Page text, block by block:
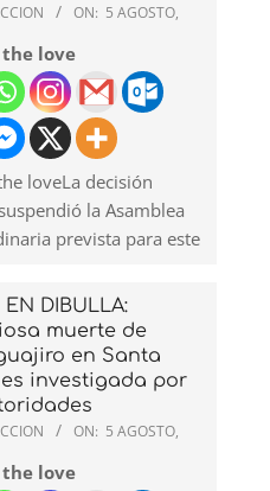
ON: 5 AGOSTO,
the love
loveLa decisión
la Asamblea
prevista para este
EN DIBULLA:
muerte de
en Santa
investigada por
ON: 5 AGOSTO,
the love